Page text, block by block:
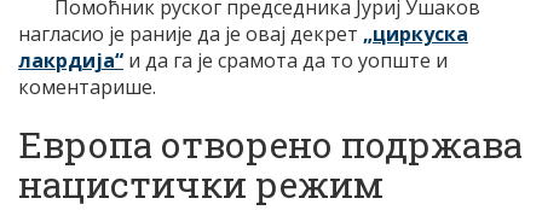
Помоћник руског председника Јуриј Ушаков
нагласио је раније да је овај декрет „циркуска
лакрдија“ и да га је срамота да то уопште и
коментарише.
Европа отворено подржава
нацистички режим